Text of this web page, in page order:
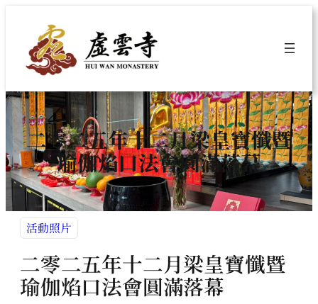
內
容
二零二五年十二月梁皇寶懺暨
瑜伽焰口法會圓滿落幕
活動照片
二零二五年十二月梁皇寶懺暨
瑜伽焰口法會圓滿落幕